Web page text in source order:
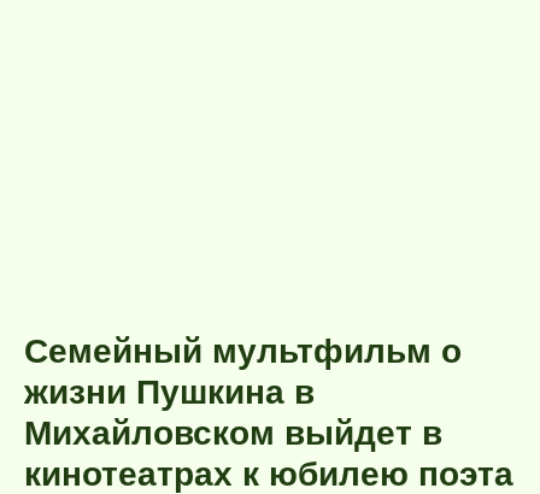
Семейный мультфильм о
жизни Пушкина в
Михайловском выйдет в
кинотеатрах к юбилею поэта